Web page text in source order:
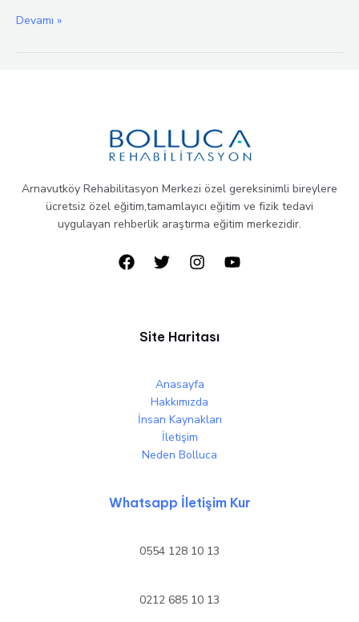
Kardeşlik
Kutlu
Devamı »
Arnavutköy Rehabilitasyon Merkezi özel gereksinimli bireylere
ücretsiz özel eğitim,tamamlayıcı eğitim ve fizik tedavi
uygulayan rehberlik araştırma eğitim merkezidir.
Site Haritası
Anasayfa
Hakkımızda
İnsan Kaynakları
İletişim
Neden Bolluca
Whatsapp İletişim Kur
0554 128 10 13
0212 685 10 13